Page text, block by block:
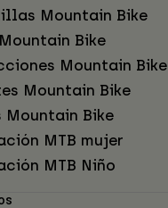
Mountain Bike
Bike
Mountain Bike
Mountain Bike
Mountain Bike
MTB mujer
MTB Niño